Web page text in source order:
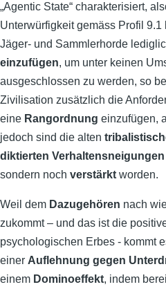
„Agentic State“ charakterisiert,
Unterwürfigkeit gemäss Profil 9.1
Jäger- und Sammlerhorde
einzufügen, um unter keinen
ausgeschlossen zu werden, so
Zivilisation zusätzlich die
eine Rangordnung einzufügen,
jedoch sind die alten
diktierten Verhaltensneigungen
sondern noch verstärkt worden.
Weil dem Dazugehören nach
zukommt – und das ist die
psychologischen Erbes - kommt
einer Auflehnung gegen
einem Dominoeffekt, indem